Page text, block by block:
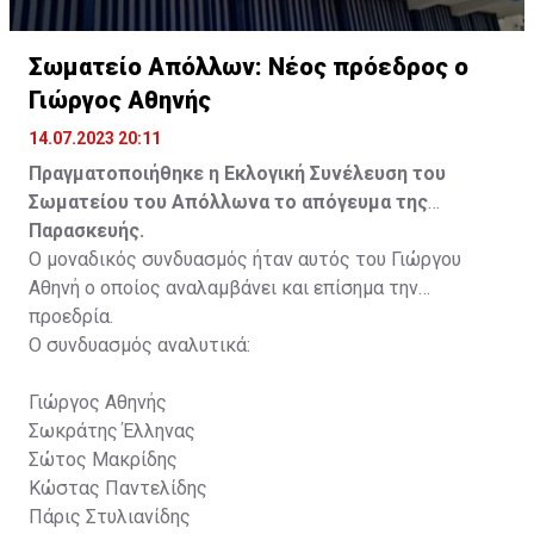
Σωματείο Απόλλων: Νέος πρόεδρος ο
Γιώργος Αθηνής
14.07.2023 20:11
Πραγματοποιήθηκε η Εκλογική Συνέλευση του
Σωματείου του Απόλλωνα το απόγευμα της
Παρασκευής.
Ο μοναδικός συνδυασμός ήταν αυτός του Γιώργου
Αθηνή ο οποίος αναλαμβάνει και επίσημα την
προεδρία.
Ο συνδυασμός αναλυτικά:
Γιώργος Αθηνής
Σωκράτης Έλληνας
Σώτος Μακρίδης
Κώστας Παντελίδης
Πάρις Στυλιανίδης